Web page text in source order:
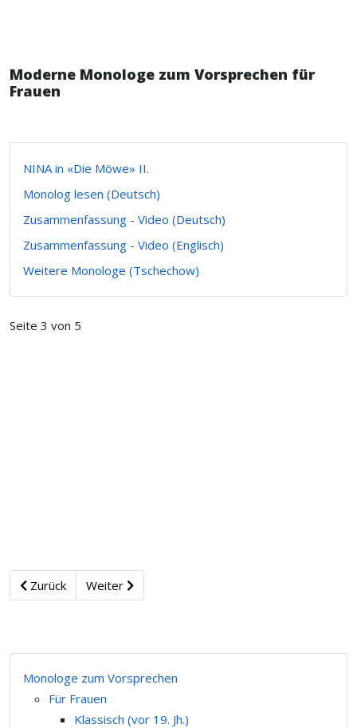
Moderne Monologe zum Vorsprechen für
Frauen
NINA in «Die Möwe» II.
Monolog lesen (Deutsch)
Zusammenfassung - Video (Deutsch)
Zusammenfassung - Video (Englisch)
Weitere Monologe (Tschechow)
Seite 3 von 5
Zurück Weiter
Monologe zum Vorsprechen
Für Frauen
Klassisch (vor 19. Jh.)